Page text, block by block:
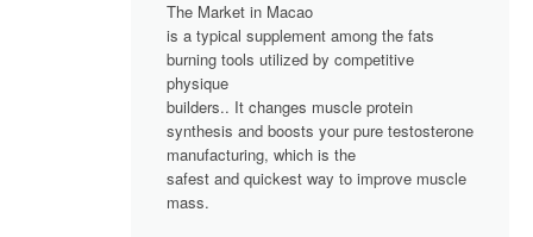
The Market in Macao
is a typical supplement among the fats
burning tools utilized by competitive
physique
builders.. It changes muscle protein
synthesis and boosts your pure testosterone
manufacturing, which is the
safest and quickest way to improve muscle
mass.